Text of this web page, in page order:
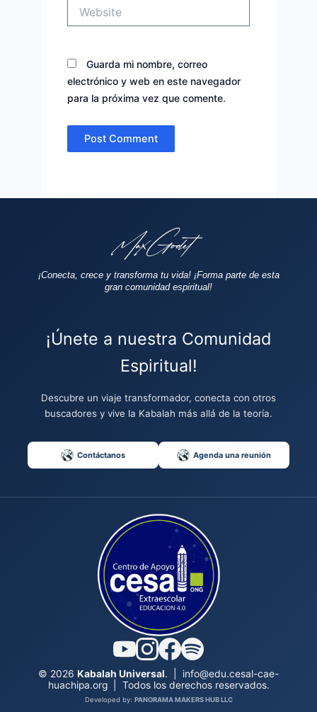
Guarda mi nombre, correo
electrónico y web en este navegador
para la próxima vez que comente.
¡Conecta, crece y transforma tu vida! ¡Forma parte de esta
gran comunidad espiritual!
¡Únete a nuestra Comunidad
Espiritual!
Descubre un viaje transformador, conecta con otros
buscadores y vive la Kabalah más allá de la teoría.
Contáctanos Agenda una reunión
© 2026 Kabalah Universal.
info@edu.cesal-cae-
huachipa.org
Todos los derechos reservados.
Developed by: PANORAMA MAKERS HUB LLC